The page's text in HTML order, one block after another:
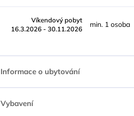
Víkendový pobyt
16.3.2026 - 30.11.2026
min. 1 osoba
Informace o ubytování
Vybavení